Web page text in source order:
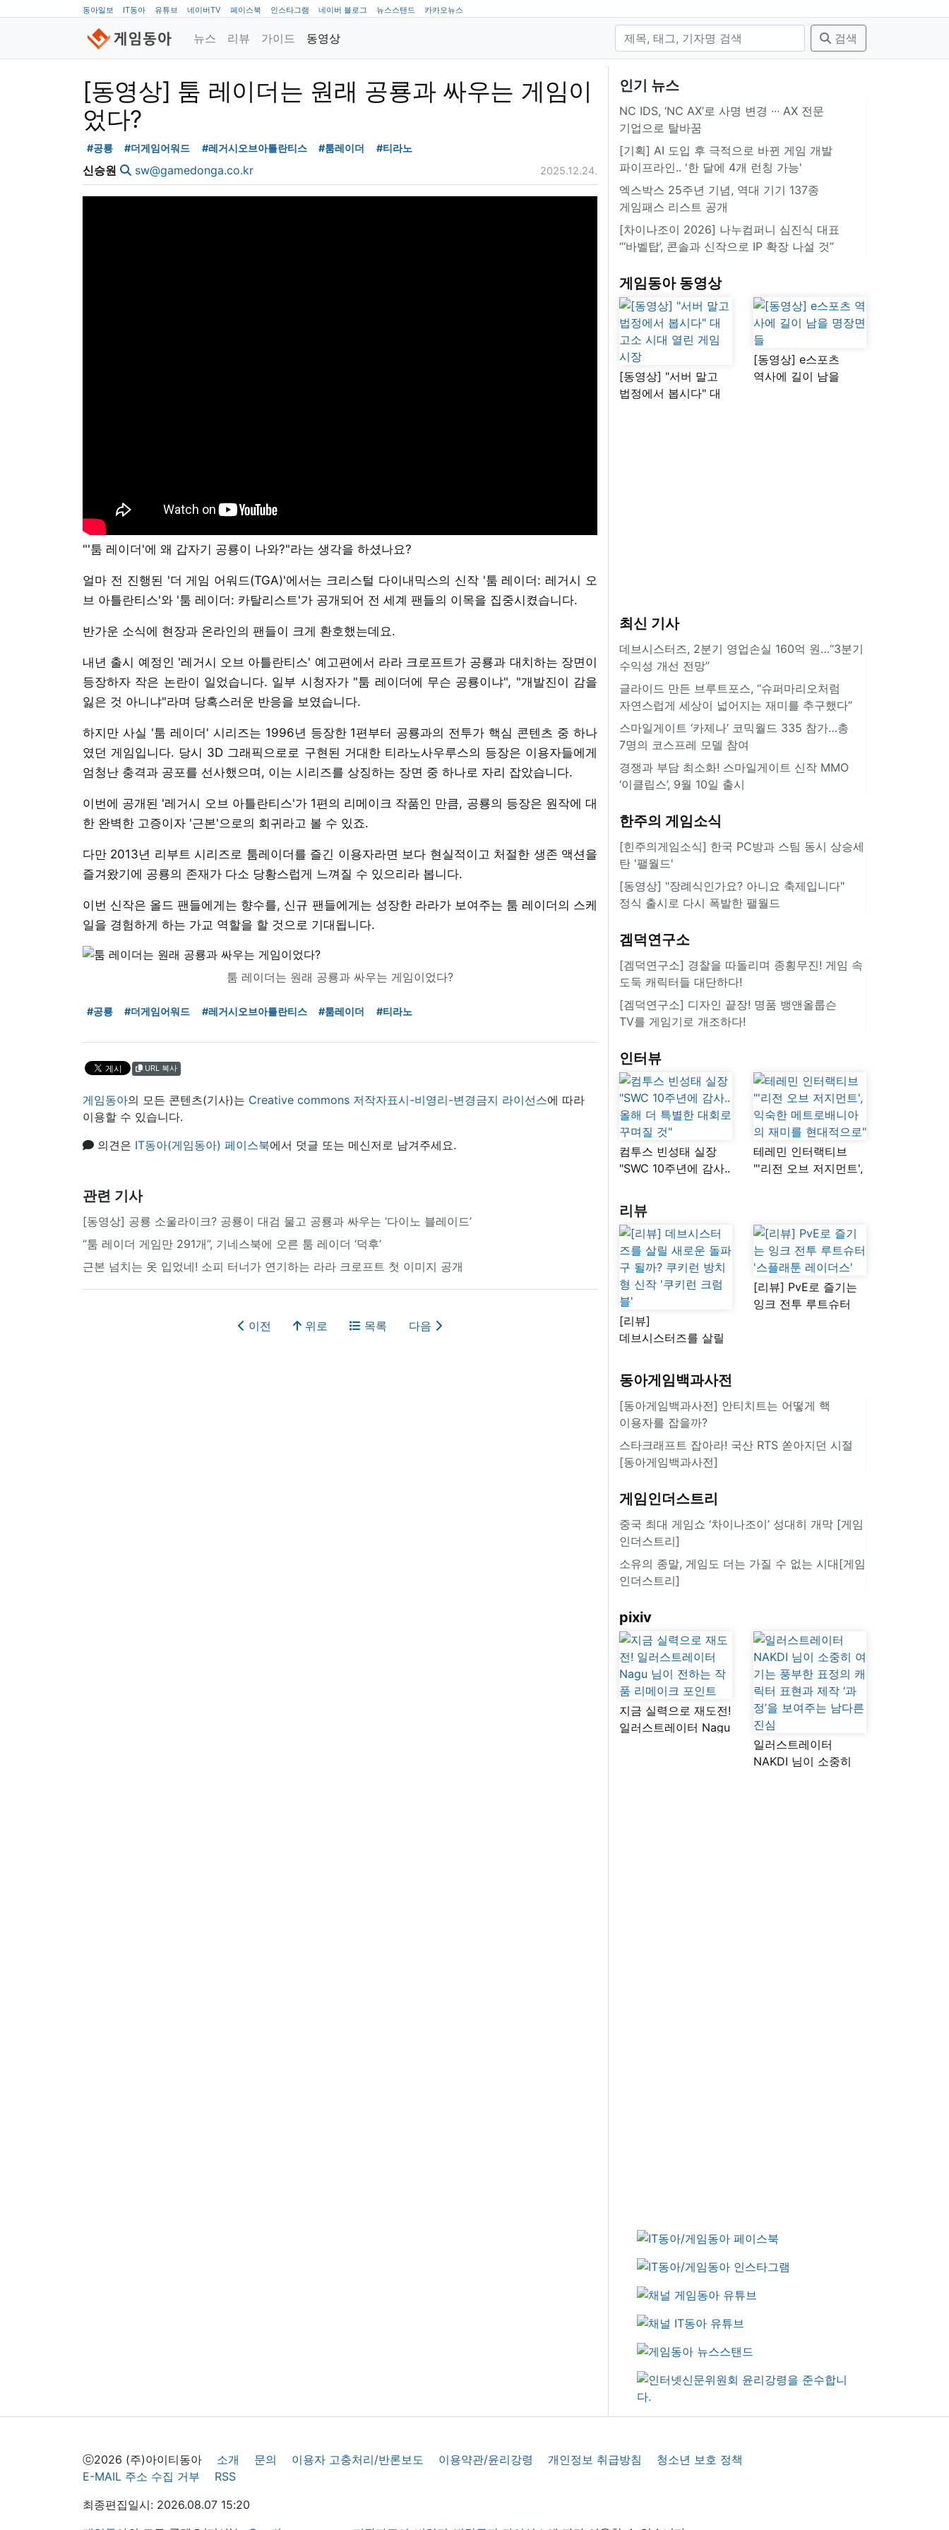
동아일보 IT동아 유튜브 네이버TV 페이스북 인스타그램 네이버 블로그 뉴스스탠드 카카오뉴스
뉴스 리뷰 가이드 동영상 검색
[동영상] 툼 레이더는 원래 공룡과 싸우는 게임이
었다?
#공룡 #더게임어워드 #레거시오브아틀란티스 #툼레이더 #티라노
신승원 sw@gamedonga.co.kr 2025.12.24.
"'툼 레이더'에 왜 갑자기 공룡이 나와?"라는 생각을 하셨나요?
얼마 전 진행된 '더 게임 어워드(TGA)'에서는 크리스털 다이내믹스의 신작 '툼 레이더: 레거시 오
브 아틀란티스'와 '툼 레이더: 카탈리스트'가 공개되어 전 세계 팬들의 이목을 집중시켰습니다.
반가운 소식에 현장과 온라인의 팬들이 크게 환호했는데요.
내년 출시 예정인 '레거시 오브 아틀란티스' 예고편에서 라라 크로프트가 공룡과 대치하는 장면이
등장하자 작은 논란이 일었습니다. 일부 시청자가 "툼 레이더에 무슨 공룡이냐", "개발진이 감을
잃은 것 아니냐"라며 당혹스러운 반응을 보였습니다.
하지만 사실 '툼 레이더' 시리즈는 1996년 등장한 1편부터 공룡과의 전투가 핵심 콘텐츠 중 하나
였던 게임입니다. 당시 3D 그래픽으로로 구현된 거대한 티라노사우루스의 등장은 이용자들에게
엄청난 충격과 공포를 선사했으며, 이는 시리즈를 상징하는 장면 중 하나로 자리 잡았습니다.
이번에 공개된 '레거시 오브 아틀란티스'가 1편의 리메이크 작품인 만큼, 공룡의 등장은 원작에 대
한 완벽한 고증이자 '근본'으로의 회귀라고 볼 수 있죠.
다만 2013년 리부트 시리즈로 툼레이더를 즐긴 이용자라면 보다 현실적이고 처절한 생존 액션을
즐겨왔기에 공룡의 존재가 다소 당황스럽게 느껴질 수 있으리라 봅니다.
이번 신작은 올드 팬들에게는 향수를, 신규 팬들에게는 성장한 라라가 보여주는 툼 레이더의 스케
일을 경험하게 하는 가교 역할을 할 것으로 기대됩니다.
툼 레이더는 원래 공룡과 싸우는 게임이었다?
#공룡 #더게임어워드 #레거시오브아틀란티스 #툼레이더 #티라노
URL 복사
게임동아의 모든 콘텐츠(기사)는 Creative commons 저작자표시-비영리-변경금지 라이선스에 따라
이용할 수 있습니다.
의견은 IT동아(게임동아) 페이스북에서 덧글 또는 메신저로 남겨주세요.
관련 기사
[동영상] 공룡 소울라이크? 공룡이 대검 물고 공룡과 싸우는 ‘다이노 블레이드’
“툼 레이더 게임만 291개”, 기네스북에 오른 툼 레이더 ‘덕후’
근본 넘치는 옷 입었네! 소피 터너가 연기하는 라라 크로프트 첫 이미지 공개
이전 위로 목록 다음
인기 뉴스
NC IDS, ‘NC AX’로 사명 변경 ∙∙∙ AX 전문
기업으로 탈바꿈
[기획] AI 도입 후 극적으로 바뀐 게임 개발
파이프라인.. '한 달에 4개 런칭 가능'
엑스박스 25주년 기념, 역대 기기 137종
게임패스 리스트 공개
[차이나조이 2026] 나누컴퍼니 심진식 대표
“‘바벨탑’, 콘솔과 신작으로 IP 확장 나설 것”
게임동아 동영상
[동영상] "서버 말고
법정에서 봅시다" 대
[동영상] e스포츠
역사에 길이 남을
최신 기사
데브시스터즈, 2분기 영업손실 160억 원…“3분기
수익성 개선 전망”
글라이드 만든 브루트포스, “슈퍼마리오처럼
자연스럽게 세상이 넓어지는 재미를 추구했다”
스마일게이트 ‘카제나’ 코믹월드 335 참가…총
7명의 코스프레 모델 참여
경쟁과 부담 최소화! 스마일게이트 신작 MMO
‘이클립스’, 9월 10일 출시
한주의 게임소식
[힌주의게임소식] 한국 PC방과 스팀 동시 상승세
탄 '팰월드'
[동영상] "장례식인가요? 아니요 축제입니다"
정식 출시로 다시 폭발한 팰월드
겜덕연구소
[겜덕연구소] 경찰을 따돌리며 종횡무진! 게임 속
도둑 캐릭터들 대단하다!
[겜덕연구소] 디자인 끝장! 명품 뱅앤올룹슨
TV를 게임기로 개조하다!
인터뷰
컴투스 빈성태 실장
"SWC 10주년에 감사..
꾸며질 것"
테레민 인터랙티브
"'리전 오브 저지먼트',
리뷰
[리뷰]
데브시스터즈를 살릴
쿠키런 방치형 신작
'쿠키런 크럼블'
[리뷰] PvE로 즐기는
잉크 전투 루트슈터
동아게임백과사전
[동아게임백과사전] 안티치트는 어떻게 핵
이용자를 잡을까?
스타크래프트 잡아라! 국산 RTS 쏟아지던 시절
[동아게임백과사전]
게임인더스트리
중국 최대 게임쇼 ‘차이나조이’ 성대히 개막 [게임
인더스트리]
소유의 종말, 게임도 더는 가질 수 없는 시대[게임
인더스트리]
pixiv
지금 실력으로 재도전!
일러스트레이터 Nagu
일러스트레이터
NAKDI 님이 소중히
ⓒ2026 (주)아이티동아 소개 문의 이용자 고충처리/반론보도 이용약관/윤리강령 개인정보 취급방침
청소년 보호 정책
E-MAIL 주소 수집 거부
RSS
최종편집일시: 2026.08.07 15:20